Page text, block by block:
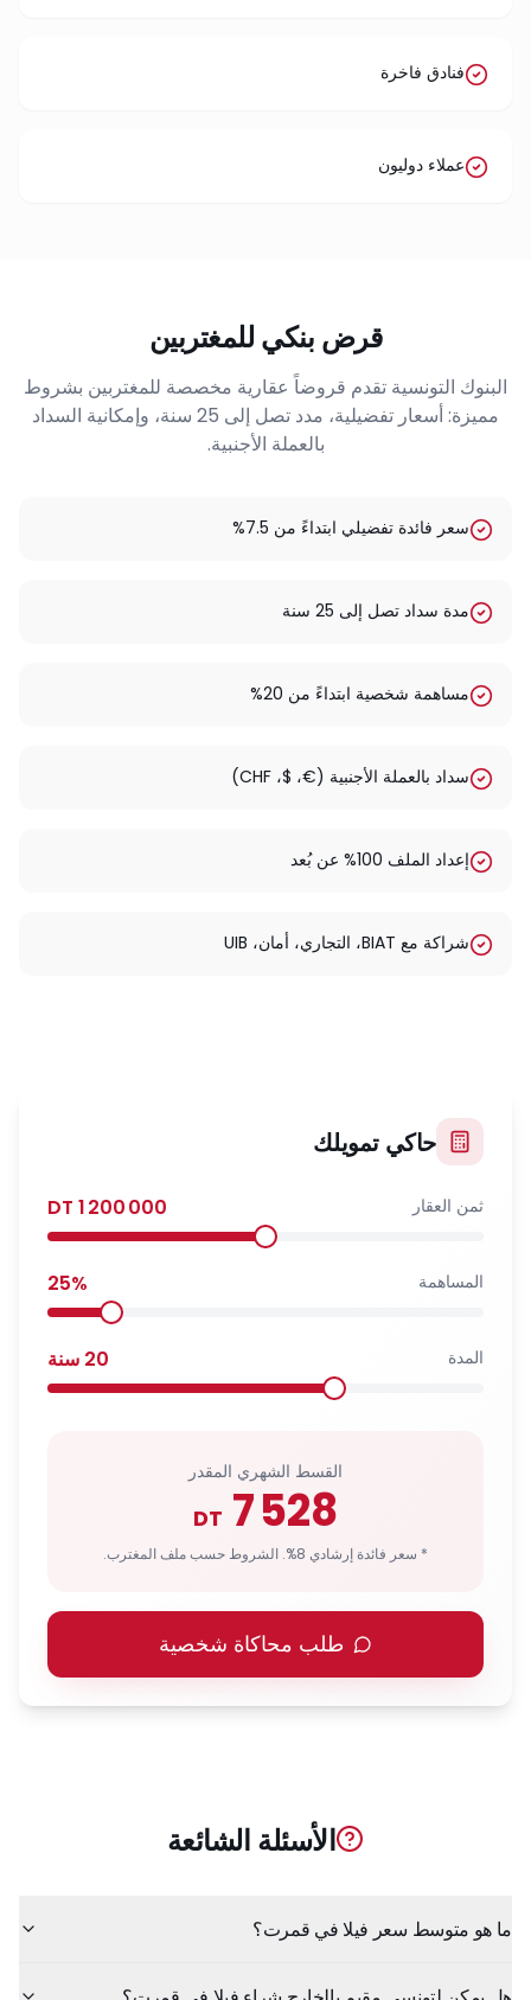
فنادق فاخرة
عملاء دوليون
قرض بنكي للمغتربين
البنوك التونسية تقدم قروضاً عقارية مخصصة للمغتربين بشروط
مميزة: أسعار تفضيلية، مدد تصل إلى 25 سنة، وإمكانية السداد
بالعملة الأجنبية.
سعر فائدة تفضيلي ابتداءً من 7.5%
مدة سداد تصل إلى 25 سنة
مساهمة شخصية ابتداءً من 20%
سداد بالعملة الأجنبية (€، $، CHF)
إعداد الملف 100% عن بُعد
شراكة مع BIAT، التجاري، أمان، UIB
حاكي تمويلك
ثمن العقار 1 200 000
المساهمة 25%
المدة 20 سنة
القسط الشهري المقدر
7 528
DT
* سعر فائدة إرشادي 8%. الشروط حسب ملف المغترب.
طلب محاكاة شخصية
الأسئلة الشائعة
ما هو متوسط سعر فيلا في قمرت؟